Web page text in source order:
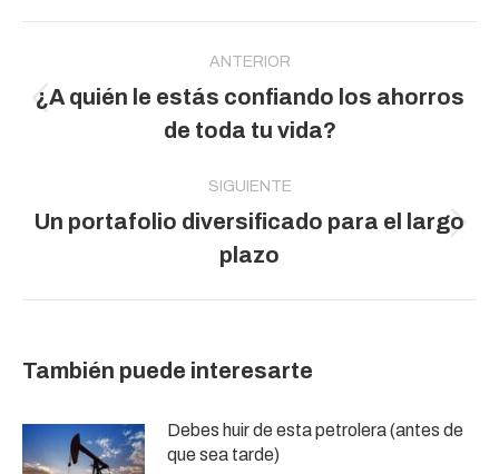
publicaciones
ANTERIOR
Publicación
anterior:
¿A quién le estás confiando los ahorros
de toda tu vida?
SIGUIENTE
Publicación
siguiente:
Un portafolio diversificado para el largo
plazo
También puede interesarte
Debes huir de esta petrolera (antes de
que sea tarde)